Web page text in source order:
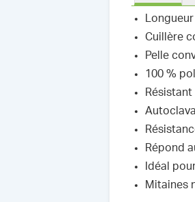
Cuillère
Pelle
100 %
Répond
Idéal
Mitaines